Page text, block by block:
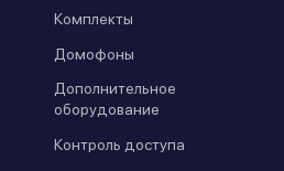
Комплекты
Домофоны
Дополнительное
оборудование
Контроль доступа